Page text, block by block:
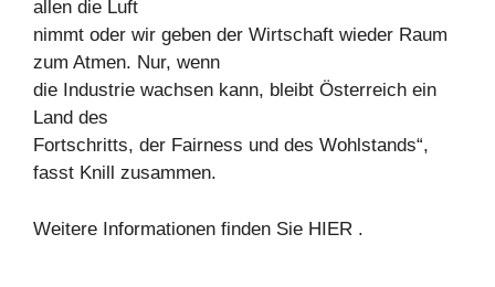
allen die Luft
nimmt oder wir geben der Wirtschaft wieder Raum
zum Atmen. Nur, wenn
die Industrie wachsen kann, bleibt Österreich ein
Land des
Fortschritts, der Fairness und des Wohlstands“,
fasst Knill zusammen.
Weitere Informationen finden Sie HIER .